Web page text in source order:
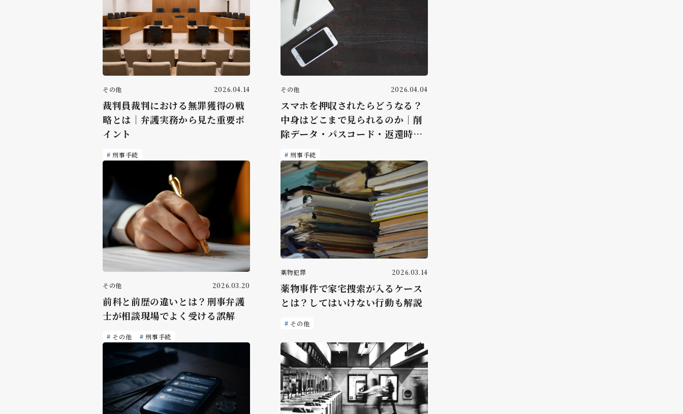
その他 2026.04.14
裁判員裁判における無罪獲得の戦
略とは｜弁護実務から見た重要ポ
イント
刑事手続
その他 2026.04.04
スマホを押収されたらどうなる？
中身はどこまで見られるのか｜削
除データ・パスコード・返還時期
刑事手続
その他 2026.03.20
前科と前歴の違いとは？刑事弁護
士が相談現場でよく受ける誤解
その他 刑事手続
薬物犯罪 2026.03.14
薬物事件で家宅捜索が入るケース
とは？してはいけない行動も解説
その他